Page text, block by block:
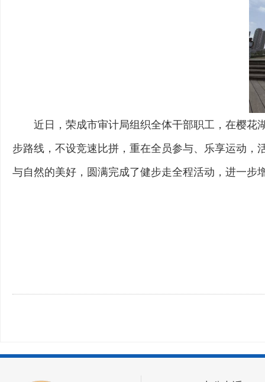
近日，荣成市审计局组织全体干部职工，在樱花
步路线，不设竞速比拼，重在全员参与、乐享运动
与自然的美好，圆满完成了健步走全程活动，进一